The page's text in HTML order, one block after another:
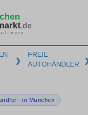
.de
finden
❯
FREIE-
AUTOHÄNDLER
· in München